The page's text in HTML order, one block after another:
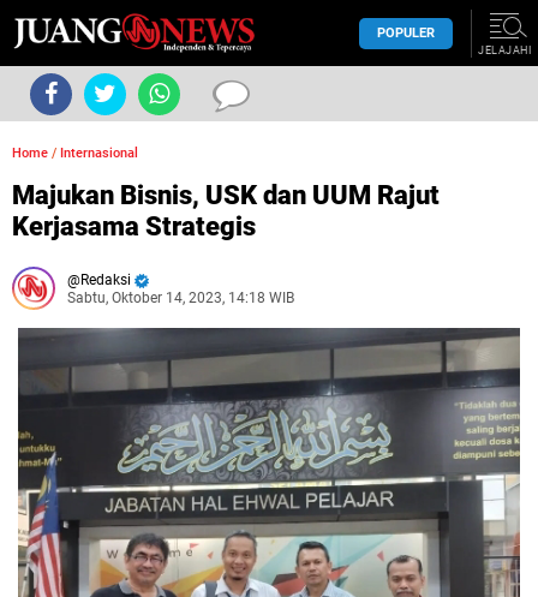
POPULER
JELAJAHI
Home / Internasional
Majukan Bisnis, USK dan UUM Rajut
Kerjasama Strategis
Redaksi
Sabtu, Oktober 14, 2023, 14:18 WIB